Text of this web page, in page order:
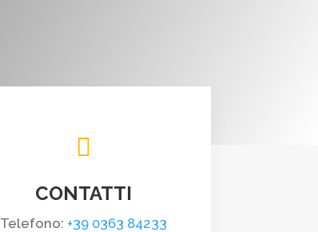

CONTATTI
Telefono: +39 0363 84233